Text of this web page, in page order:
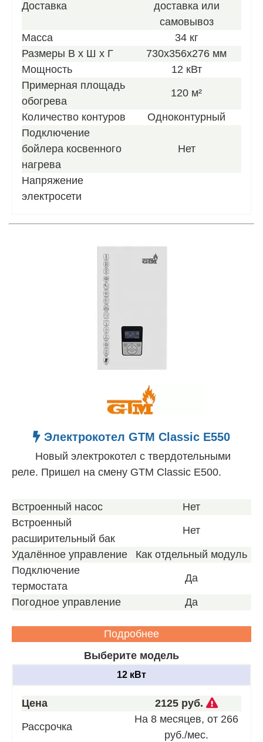
Доставка
доставка или
самовывоз
Масса
34 кг
Размеры В х Ш х Г
730х356х276 мм
Мощность
12 кВт
Примерная площадь
обогрева
120 м²
Количество контуров
Одноконтурный
Подключение
бойлера косвенного
нагрева
Нет
Напряжение
электросети
Электрокотел GTM Classic E550
Новый электрокотел с твердотельными
реле. Пришел на смену GTM Classic E500.
Встроенный насос
Нет
Встроенный
расширительный бак
Нет
Удалённое управление
Как отдельный модуль
Подключение
термостата
Да
Погодное управление Да
Подробнее
Выберите модель
12 кВт
Цена 2125 руб.
Звоните
для
Рассрочка
На 8 месяцев, от 266
руб./мес.